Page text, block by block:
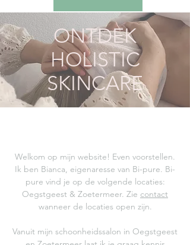
​ONTDEK
HOLISTIC
SKINCARE
Welkom op mijn website! Even voorstellen.
Ik ben Bianca, eigenaresse van Bi-pure. Bi-
pure vind je op de volgende locaties:
Oegstgeest & Zoetermeer. Zie contact
wanneer de locaties open zijn.
Vanuit mijn schoonheidssalon in Oegstgeest